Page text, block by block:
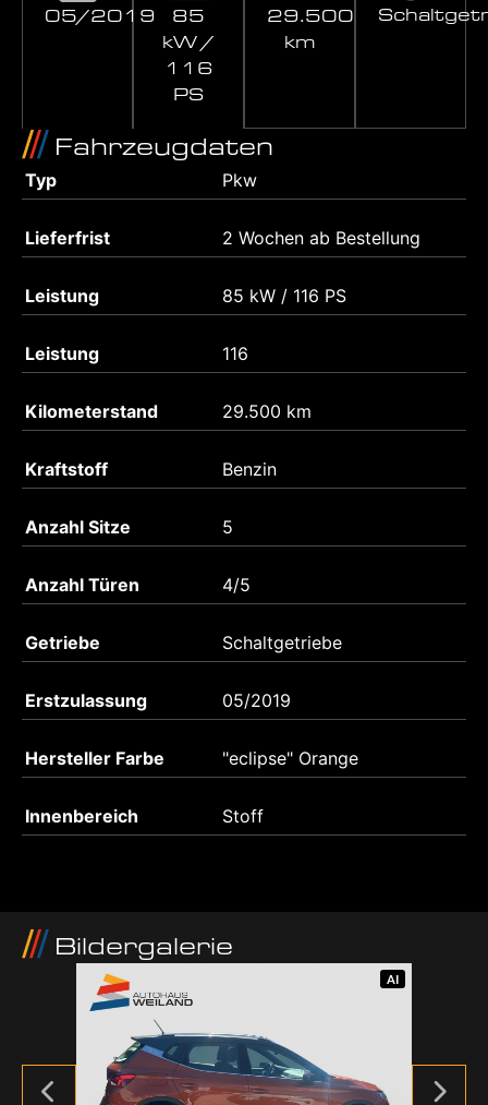
05/2019
85
kW /
116
PS
29.500
km
Fahrzeugdaten
Typ Pkw
Lieferfrist 2 Wochen ab Bestellung
Leistung 85 kW / 116 PS
Leistung 116
Kilometerstand 29.500 km
Kraftstoff Benzin
Anzahl Sitze 5
Anzahl Türen 4/5
Getriebe Schaltgetriebe
Erstzulassung 05/2019
Hersteller Farbe "eclipse" Orange
Innenbereich Stoff
Bildergalerie
AI